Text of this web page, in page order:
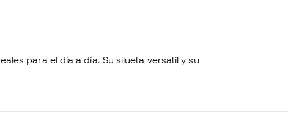
para el día a día. Su silueta versátil y su